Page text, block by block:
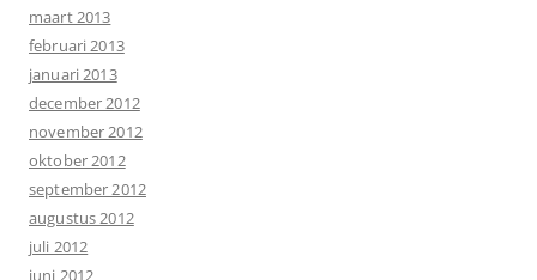
maart 2013
februari 2013
januari 2013
december 2012
november 2012
oktober 2012
september 2012
augustus 2012
juli 2012
juni 2012